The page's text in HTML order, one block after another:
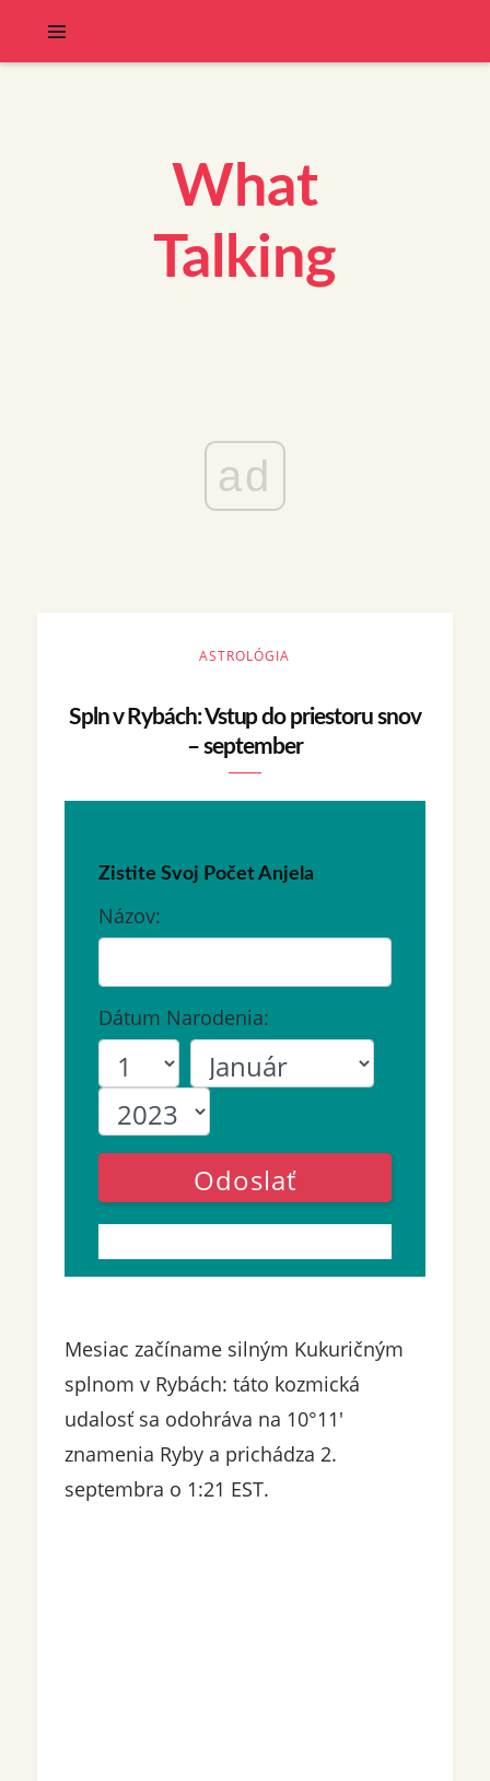
What
Talking
ad
ASTROLÓGIA
Spln v Rybách: Vstup do priestoru snov
– september
Zistite Svoj Počet Anjela
Názov:
Dátum Narodenia:
Odoslať
Mesiac začíname silným Kukuričným
splnom v Rybách: táto kozmická
udalosť sa odohráva na 10°11'
znamenia Ryby a prichádza 2.
septembra o 1:21 EST.